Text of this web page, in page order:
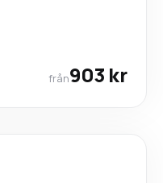
från903 kr